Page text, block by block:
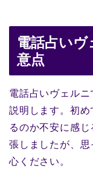
電話占い
意点
電話占いヴェル
説明します。初
るのか不安に感
張しましたが、
心ください。